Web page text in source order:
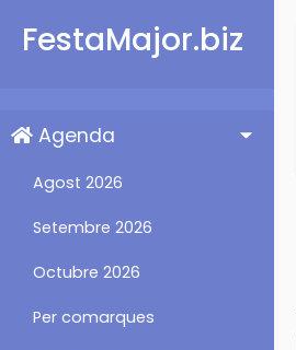
FestaMajor.biz
Agenda
Agost 2026
Setembre 2026
Octubre 2026
Per comarques